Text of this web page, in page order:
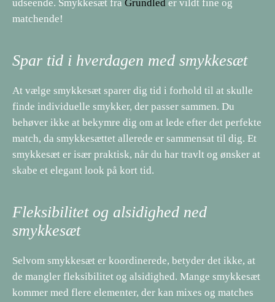
udseende. Smykkesæt fra Grundled er vildt fine og
matchende!
Spar tid i hverdagen med smykkesæt
At vælge smykkesæt sparer dig tid i forhold til at skulle
finde individuelle smykker, der passer sammen. Du
behøver ikke at bekymre dig om at lede efter det perfekte
match, da smykkesættet allerede er sammensat til dig. Et
smykkesæt er især praktisk, når du har travlt og ønsker at
skabe et elegant look på kort tid.
Fleksibilitet og alsidighed ned
smykkesæt
Selvom smykkesæt er koordinerede, betyder det ikke, at
de mangler fleksibilitet og alsidighed. Mange smykkesæt
kommer med flere elementer, der kan mixes og matches